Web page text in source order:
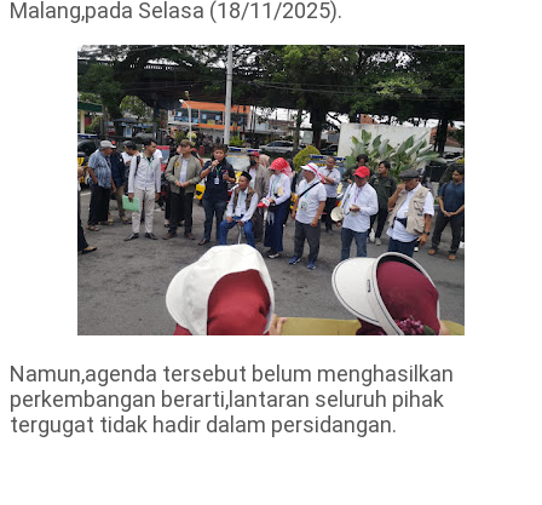
Malang,pada Selasa (18/11/2025).
Namun,agenda tersebut belum menghasilkan
perkembangan berarti,lantaran seluruh pihak
tergugat tidak hadir dalam persidangan.